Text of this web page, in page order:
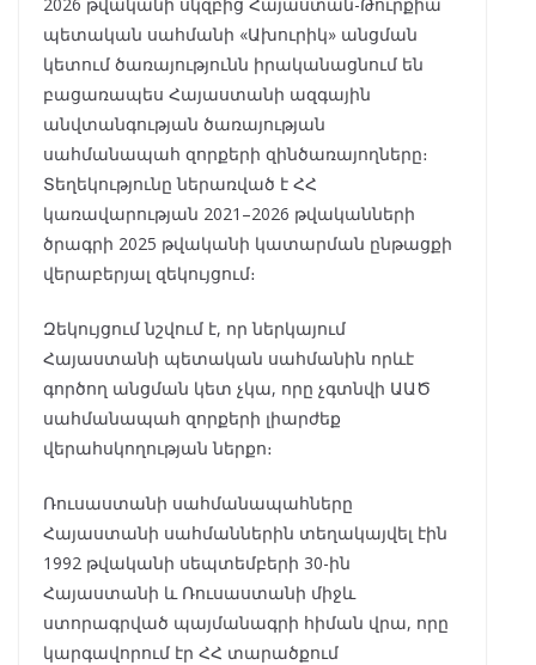
պետական սահմանի «Ախուրիկ» անցման
կետում ծառայությունն իրականացնում են
բացառապես Հայաստանի ազգային
անվտանգության ծառայության
սահմանապահ զորքերի զինծառայողները։
Տեղեկությունը ներառված է ՀՀ
կառավարության 2021–2026 թվականների
ծրագրի 2025 թվականի կատարման ընթացքի
վերաբերյալ զեկույցում։
Զեկույցում նշվում է, որ ներկայում
Հայաստանի պետական սահմանին որևէ
գործող անցման կետ չկա, որը չգտնվի ԱԱԾ
սահմանապահ զորքերի լիարժեք
վերահսկողության ներքո։
Ռուսաստանի սահմանապահները
Հայաստանի սահմաններին տեղակայվել էին
1992 թվականի սեպտեմբերի 30-ին
Հայաստանի և Ռուսաստանի միջև
ստորագրված պայմանագրի հիման վրա, որը
կարգավորում էր ՀՀ տարածքում